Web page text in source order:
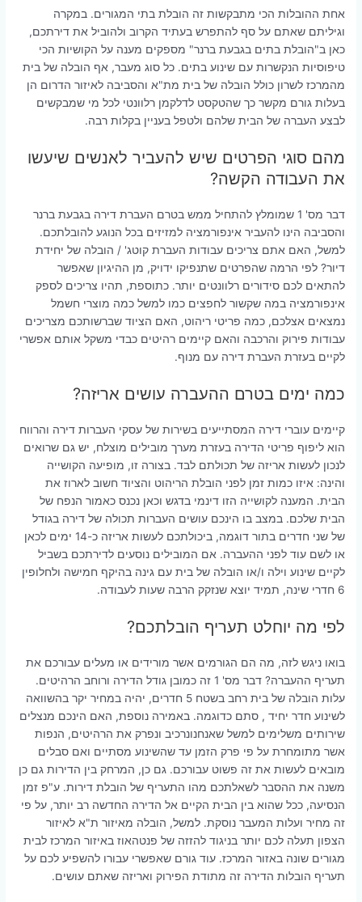
אחת ההובלות הכי מתבקשות זה הובלת בתי המגורים. במקרה
וגיליתם שאתם על סף להתפרש בעתיד הקרוב ולהוביל את דירתכם,
כאן ב"הובלת בתים בגבעת ברנר" מספקים מענה על הקושיות הכי
טיפוסיות הנקשרות עם שינוע בתים. כל סוג מעבר, אף הובלה של בית
מהמרכז לשרון כולל הובלה של בית מת"א והסביבה לאיזור הדרום הן
בעלות גורם מקשר כך שהטקסט לדלקמן רלוונטי לכל מי שמבקשים
לבצע העברה של הבית שלהם ולטפל בעניין בקלות רבה.
מהם סוגי הפרטים שיש להעביר לאנשים שיעשו
את העבודה הקשה?
דבר מס' 1 שמומלץ להתחיל ממש בטרם העברת דירה בגבעת ברנר
והסביבה הינו להעביר אינפורמציה למזיזים בכל הנוגע להובלתכם.
למשל, האם אתם צריכים עבודות העברת קוטג' / הובלה של יחידת
דיור? לפי הרמה שהפרטים שתנפיקו ידויק, מן ההיגיון שאפשר
להתאים לכם סידורים רלוונטים יותר. כתוספת, תהיו צריכים לספק
אינפורמציה במה שקשור לחפצים כמו למשל כמה מוצרי חשמל
נמצאים אצלכם, כמה פריטי ריהוט, האם הציוד שברשותכם מצריכים
עבודות פירוק והרכבה והאם קיימים רהיטים כבדי משקל אותם אפשרי
לקיים בעזרת העברת דירה עם מנוף.
כמה ימים בטרם ההעברה עושים אריזה?
קיימים עוברי דירה המסתייעים בשירות של עסקי העברות דירה והרווח
הוא ליפוף פריטי הדירה בעזרת מערך מובילים מוצלח, יש גם שרואים
לנכון לעשות אריזה של תכולתם לבד. בצורה זו, מופיעה הקושייה
והינה: איזו כמות זמן לפני הובלת הריהוט והציוד חשוב לארוז את
הבית. המענה לקושייה הזו דינמי בדגש וכאן נכנס כאמור הנפח של
הבית שלכם. במצב בו הינכם עושים העברות תכולה של דירה בגודל
של שני חדרים בתור דוגמה, ביכולתכם לעשות אריזה כ-14 ימים לכאן
או לשם עוד לפני ההעברה. אם המובילים נוסעים לדירתכם בשביל
לקיים שינוע וילה ו/או הובלה של בית עם גינה בהיקף חמישה ולחלופין
6 חדרי שינה, תמיד יוצא שנזקק הרבה שעות לעבודה.
לפי מה יוחלט תעריף הובלתכם?
בואו ניגש לזה, מה הם הגורמים אשר מורידים או מעלים עבורכם את
תעריף ההעברה? דבר מס' 1 זה כמובן גודל הדירה ורוחב הרהיטים.
עלות הובלה של בית רחב בשטח 5 חדרים, יהיה במחיר יקר בהשוואה
לשינוע חדר יחיד , סתם כדוגמה. באמירה נוספת, האם הינכם מנצלים
שירותים משלימים למשל שאנחנונרכיב ונפרק את הרהיטים, הנפות
אשר מתומחרת על פי פרק הזמן עד שהשינוע מסתיים ואם סבלים
מובאים לעשות את זה פשוט עבורכם. גם כן, המרחק בין הדירות גם כן
משנה את ההסבר לשאלתכם מהו התעריף של הובלת דירות. ע"פ זמן
הנסיעה, ככל שהוא בין הבית הקיים אל הדירה החדשה רב יותר, על פי
זה מחיר ועלות המעבר נוסקת. למשל, הובלה מאיזור ת"א לאיזור
הצפון תעלה לכם יותר בניגוד להזזה של פנטהאוז באיזור המרכז לבית
מגורים שונה באזור המרכז. עוד גורם שאפשרי עבורו להשפיע לכם על
תעריף הובלות הדירה זה מתודת הפירוק ואריזה שאתם עושים.